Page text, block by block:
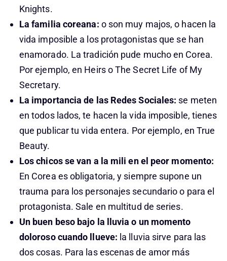
Knights.
La familia coreana: o son muy majos, o hacen la
vida imposible a los protagonistas que se han
enamorado. La tradición pude mucho en Corea.
Por ejemplo, en Heirs o The Secret Life of My
Secretary.
La importancia de las Redes Sociales: se meten
en todos lados, te hacen la vida imposible, tienes
que publicar tu vida entera. Por ejemplo, en True
Beauty.
Los chicos se van a la mili en el peor momento:
En Corea es obligatoria, y siempre supone un
trauma para los personajes secundario o para el
protagonista. Sale en multitud de series.
Un buen beso bajo la lluvia o un momento
doloroso cuando llueve: la lluvia sirve para las
dos cosas. Para las escenas de amor más